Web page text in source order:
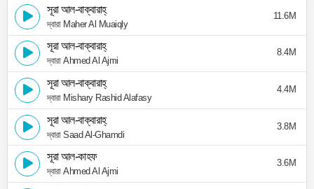
সূরা আল-বাক্বারাহ্
দ্বারা Maher Al Muaiqly
11.6M
সূরা আল-বাক্বারাহ্
দ্বারা Ahmed Al Ajmi
8.4M
সূরা আল-বাক্বারাহ্
দ্বারা Mishary Rashid Alafasy
4.4M
সূরা আল-বাক্বারাহ্
দ্বারা Saad Al-Ghamdi
3.8M
সূরা আল-কাহফ
দ্বারা Ahmed Al Ajmi
3.6M